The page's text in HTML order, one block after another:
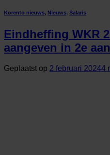
Korento nieuws, Nieuws, Salaris
Eindheffing WKR
aangeven in 2e
Geplaatst op 2 februari 20244